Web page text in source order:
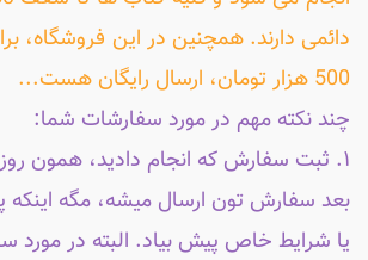
دائمی دارند. همچنین در این فروشگاه،
500 هزار تومان، ارسال رایگان هست...
چند نکته مهم در مورد سفارشات شما:
۱. ثبت سفارش که انجام دادید، همون روز
بعد سفارش تون ارسال میشه، مگه
یا شرایط خاص پیش بیاد. البته در مورد